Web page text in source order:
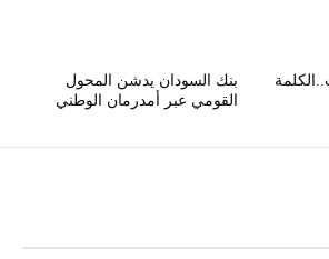
بنك السودان يدشن المحول
القومي عبر أمدرمان الوطني